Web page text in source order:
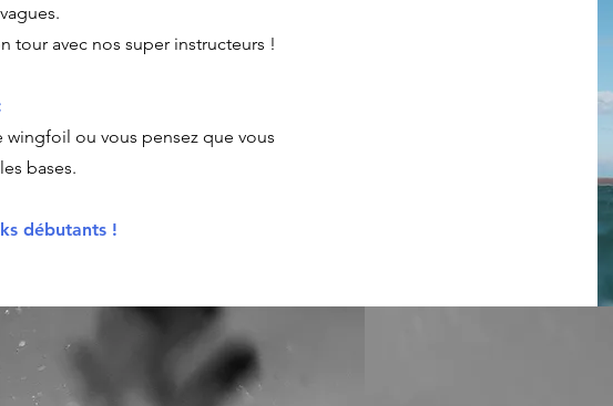
tour avec nos super instructeurs !
wingfoil ou vous pensez que vous
bases.
débutants !